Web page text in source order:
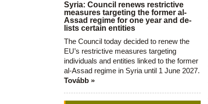
Syria: Council renews restrictive
measures targeting the former al-
Assad regime for one year and de-
lists certain entities
The Council today decided to renew the
EU’s restrictive measures targeting
individuals and entities linked to the former
al-Assad regime in Syria until 1 June 2027.
Tovább »